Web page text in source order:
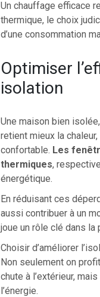
Un chauffage efficace
thermique, le choix
d’une consommation
Optimiser
isolation
Une maison bien
retient mieux la
confortable. Les
thermiques,
énergétique.
En réduisant ces
aussi contribuer à un
joue un rôle clé dans
Choisir d’améliorer
Non seulement on
chute à l’extérieur,
l’énergie.